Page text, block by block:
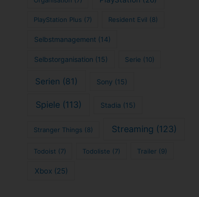
PlayStation Plus (7) Resident Evil (8)
Selbstmanagement (14)
Selbstorganisation (15) Serie (10)
Serien (81) Sony (15)
Spiele (113) Stadia (15)
Stranger Things (8) Streaming (123)
Todoist (7) Todoliste (7) Trailer (9)
Xbox (25)